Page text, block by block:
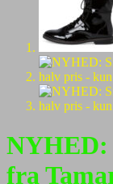
NYHED:
fra